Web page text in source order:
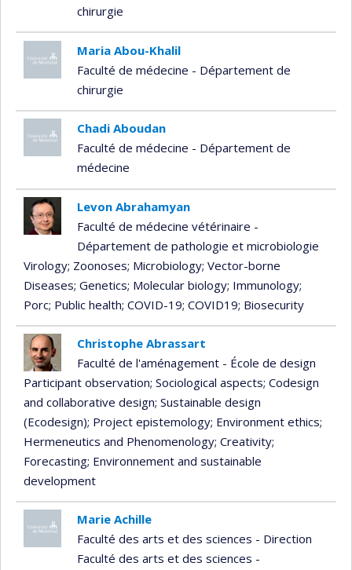
chirurgie
Maria Abou-Khalil
Faculté de médecine - Département de
chirurgie
Chadi Aboudan
Faculté de médecine - Département de
médecine
Levon Abrahamyan
Faculté de médecine vétérinaire -
Département de pathologie et microbiologie
Virology; Zoonoses; Microbiology; Vector-borne
Diseases; Genetics; Molecular biology; Immunology;
Porc; Public health; COVID-19; COVID19; Biosecurity
Christophe Abrassart
Faculté de l'aménagement - École de design
Participant observation; Sociological aspects; Codesign
and collaborative design; Sustainable design
(Ecodesign); Project epistemology; Environment ethics;
Hermeneutics and Phenomenology; Creativity;
Forecasting; Environnement and sustainable
development
Marie Achille
Faculté des arts et des sciences - Direction
Faculté des arts et des sciences -